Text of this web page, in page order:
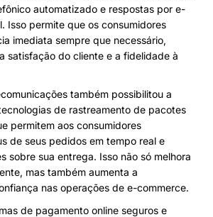
automatizado e respostas por e-
Isso permite que os consumidores
imediata sempre que necessário,
satisfação do cliente e a fidelidade à
também possibilitou a
de rastreamento de pacotes
permitem aos consumidores
de seus pedidos em tempo real e
sobre sua entrega. Isso não só melhora
mas também aumenta a
nas operações de e-commerce.
de pagamento online seguros e